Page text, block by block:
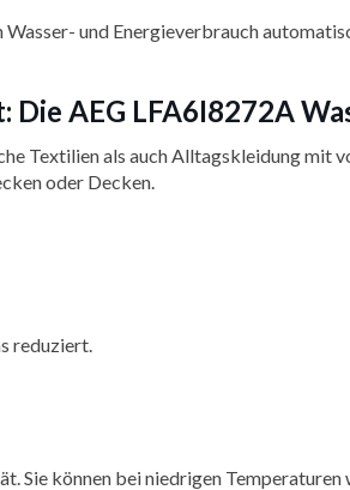
und Energieverbrauch
AEG LFA6I8272A
Textilien als auch Alltagskleidung mit
oder Decken.
reduziert.
Sie können bei niedrigen